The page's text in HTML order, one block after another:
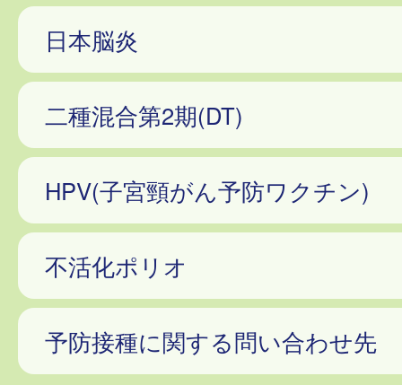
日本脳炎
二種混合第2期(DT)
HPV(子宮頸がん予防ワクチン)
不活化ポリオ
予防接種に関する問い合わせ先